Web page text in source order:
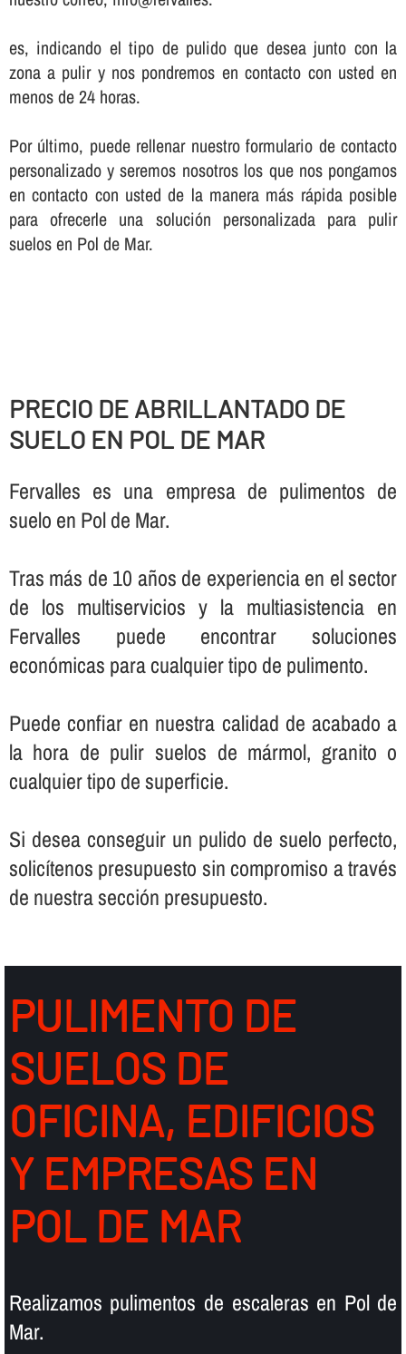
es, indicando el tipo de pulido que desea junto con la
zona a pulir y nos pondremos en contacto con usted en
menos de 24 horas.
Por último, puede rellenar nuestro formulario de contacto
personalizado y seremos nosotros los que nos pongamos
en contacto con usted de la manera más rápida posible
para ofrecerle una solución personalizada para pulir
suelos en Pol de Mar.
PRECIO DE ABRILLANTADO DE
SUELO EN POL DE MAR
Fervalles es una empresa de pulimentos de
suelo en Pol de Mar.
Tras más de 10 años de experiencia en el sector
de los multiservicios y la multiasistencia en
Fervalles puede encontrar soluciones
económicas para cualquier tipo de pulimento.
Puede confiar en nuestra calidad de acabado a
la hora de pulir suelos de mármol, granito o
cualquier tipo de superficie.
Si desea conseguir un pulido de suelo perfecto,
solicí­tenos presupuesto sin compromiso a través
de nuestra sección presupuesto.
PULIMENTO DE
SUELOS DE
OFICINA, EDIFICIOS
Y EMPRESAS EN
POL DE MAR
Realizamos pulimentos de escaleras en Pol de
Mar.